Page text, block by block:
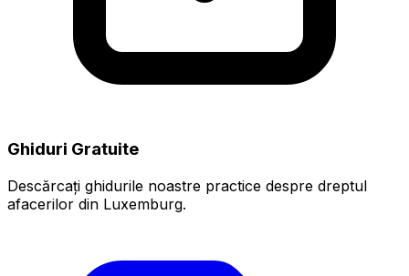
Ghiduri Gratuite
Descărcați ghidurile noastre practice despre dreptul
afacerilor din Luxemburg.